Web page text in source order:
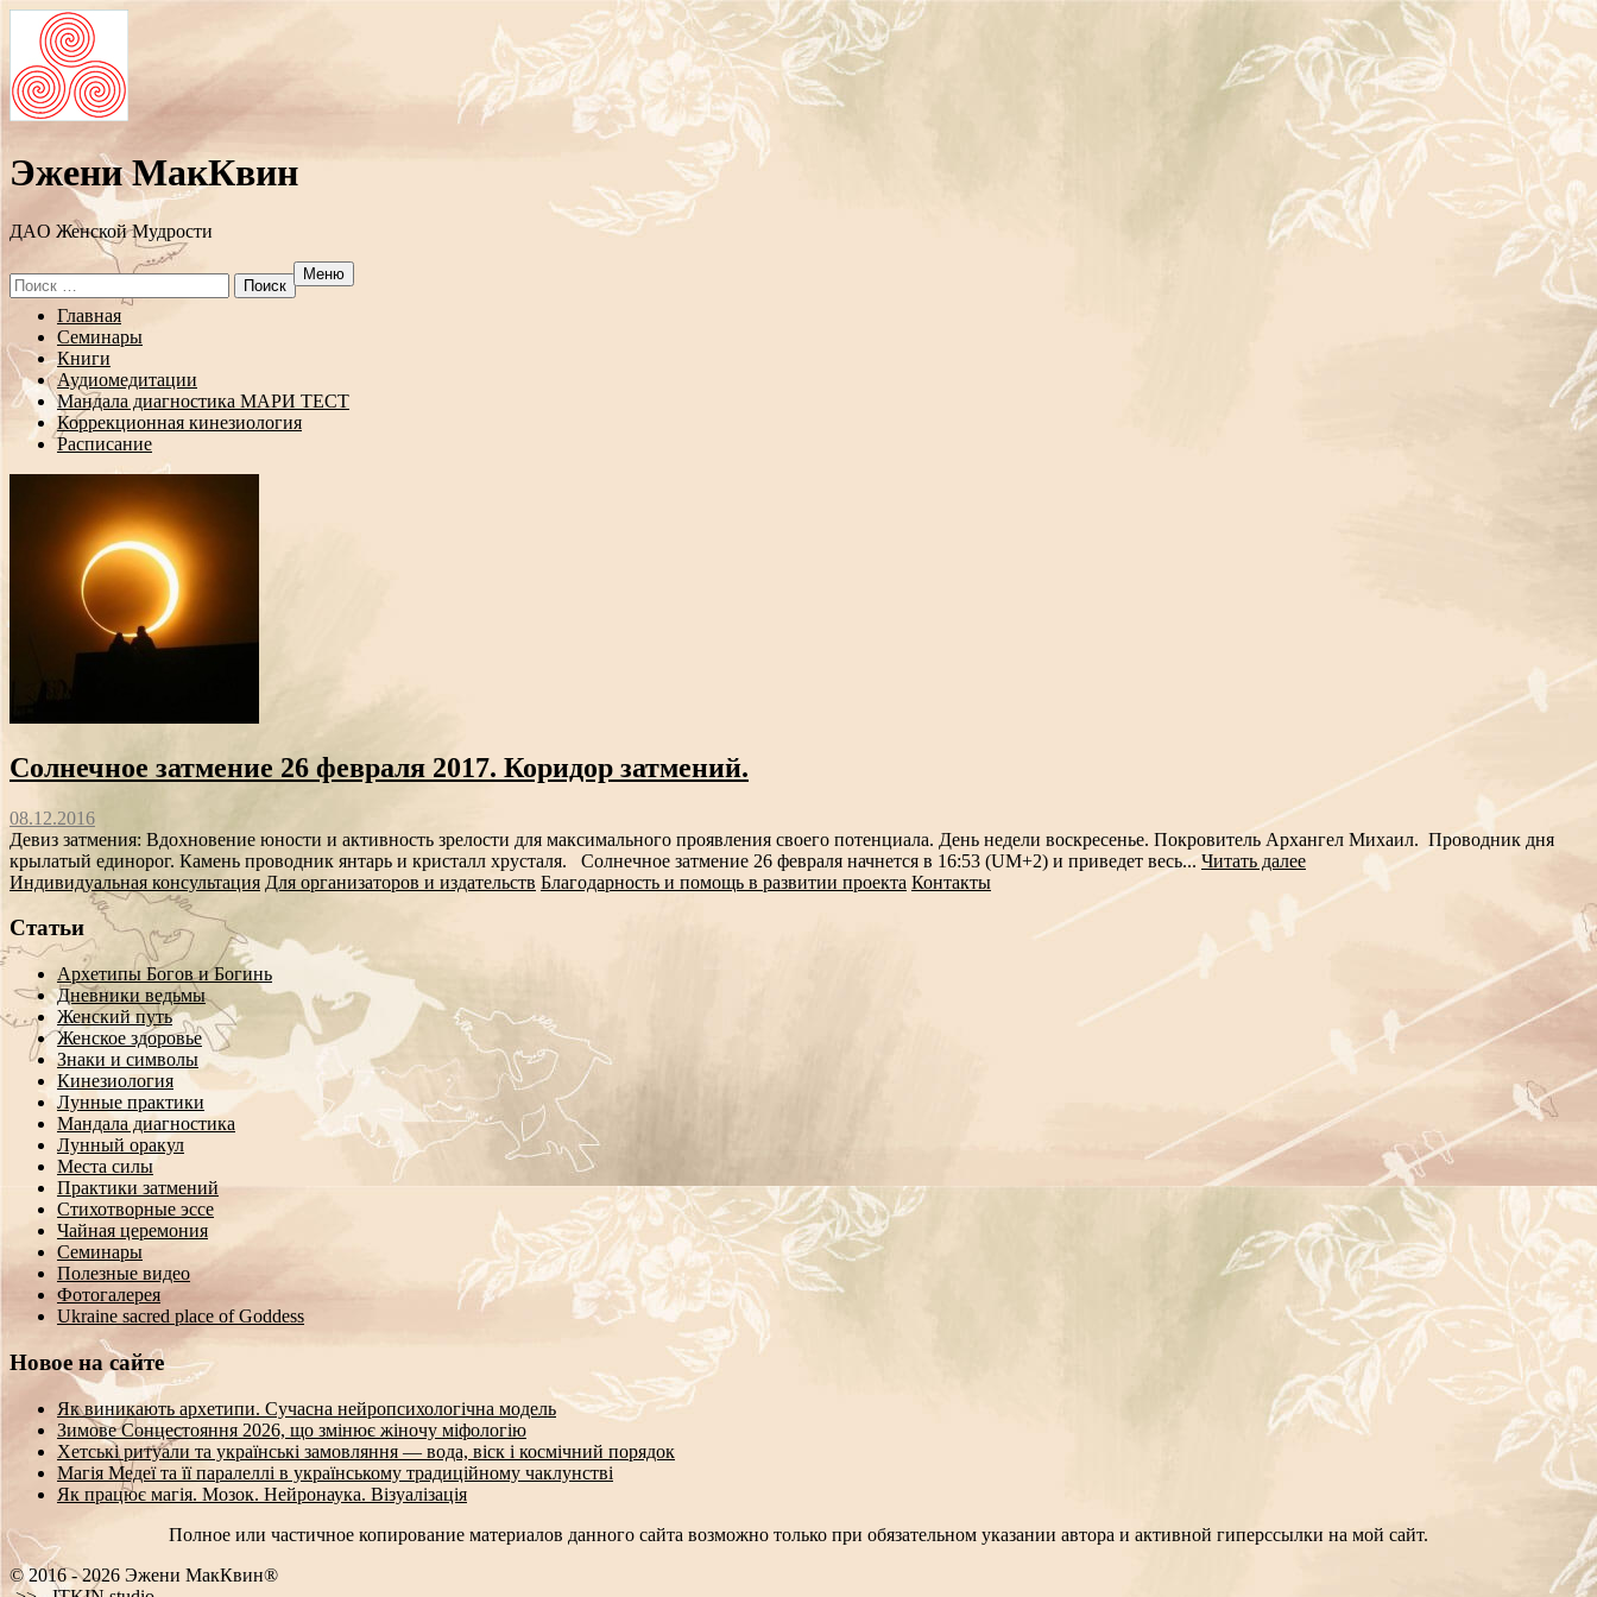
Эжени МакКвин
ДAO Женской Мудрости
Search
for:
Меню
Перейти
содержанию
Главная
Семинары
Книги
Аудиомедитации
Мандала диагностика МАРИ ТЕСТ
Коррекционная кинезиология
Расписание
Солнечное затмение 26 февраля 2017. Коридор затмений.
08.12.2016
Девиз затмения: Вдохновение юности и активность зрелости для максимального проявления своего потенциала. День недели воскресенье. Покровитель Архангел Михаил. Проводник дня
крылатый единорог. Камень проводник янтарь и кристалл хрусталя. Солнечное затмение 26 февраля начнется в 16:53 (UM+2) и приведет весь...Читать далее
Индивидуальная консультация Для организаторов и издательств Благодарность и помощь в развитии проекта Контакты
Статьи
Архетипы Богов и Богинь
Дневники ведьмы
Женский путь
Женское здоровье
Знаки и символы
Кинезиология
Лунные практики
Мандала диагностика
Лунный оракул
Места силы
Практики затмений
Стихотворные эссе
Чайная церемония
Семинары
Полезные видео
Фотогалерея
Ukraine sacred place of Goddess
Новое на сайте
Як виникають архетипи. Сучасна нейропсихологічна модель
Зимове Сонцестояння 2026, що змінює жіночу міфологію
Хетські ритуали та українські замовляння — вода, віск і космічний порядок
Магія Медеї та її паралеллі в українському традиційному чаклунстві
Як працює магія. Мозок. Нейронаука. Візуалізація
Полное или частичное копирование материалов данного сайта возможно только при обязательном указании автора и активной гиперссылки на мой сайт.
© 2016 - 2026 Эжени МакКвин®